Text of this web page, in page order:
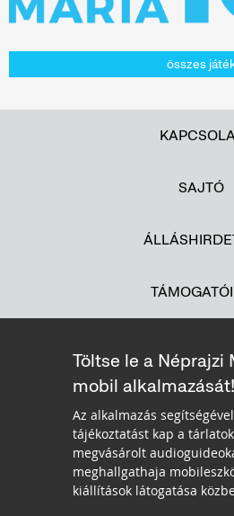
összes
SAJTÓ
Töltse le a Néprajzi
mobil alkalmazását!
Az alkalmazás
tájékoztatást kap a
megvásárolt
meghallgathaja
kiállítások látogatása